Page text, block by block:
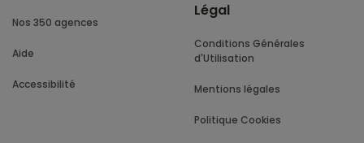
Nos 350 agences
Aide
Accessibilité
Légal
Conditions Générales
d'Utilisation
Mentions légales
Politique Cookies